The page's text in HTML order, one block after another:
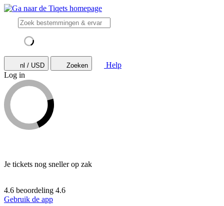
nl / USD Zoeken
Help
Log in
Je tickets nog sneller op zak
4.6 beoordeling 4.6
Gebruik de app